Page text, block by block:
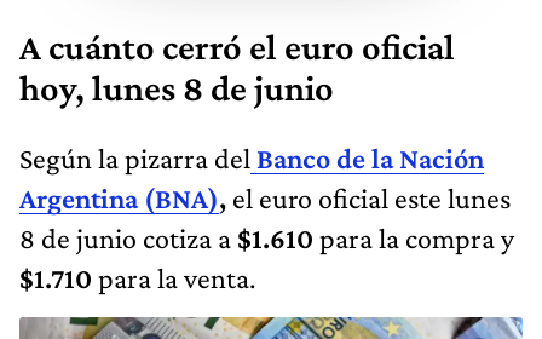
A cuánto cerró el euro oficial
hoy, lunes 8 de junio
Según la pizarra del Banco de la Nación
Argentina (BNA), el euro oficial este lunes
8 de junio cotiza a $1.610 para la compra y
$1.710 para la venta.